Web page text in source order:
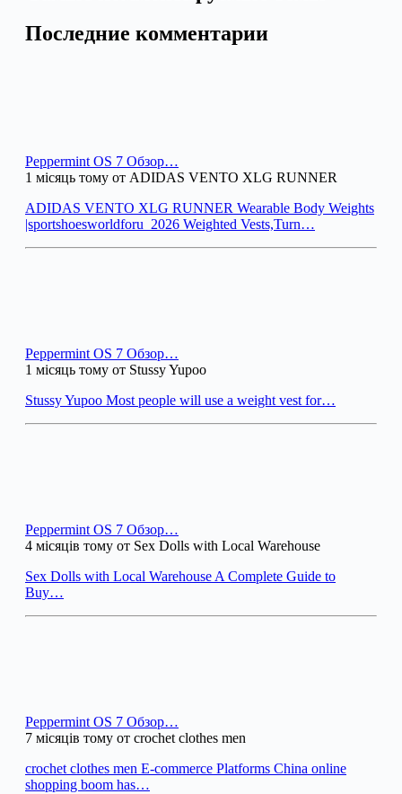
Последние комментарии
Peppermint OS 7 Обзор…
1 місяць тому от ADIDAS VENTO XLG RUNNER
ADIDAS VENTO XLG RUNNER Wearable Body Weights
|sportshoesworldforu_2026 Weighted Vests,Turn…
Peppermint OS 7 Обзор…
1 місяць тому от Stussy Yupoo
Stussy Yupoo Most people will use a weight vest for…
Peppermint OS 7 Обзор…
4 місяців тому от Sex Dolls with Local Warehouse
Sex Dolls with Local Warehouse A Complete Guide to
Buy…
Peppermint OS 7 Обзор…
7 місяців тому от crochet clothes men
crochet clothes men E-commerce Platforms China online
shopping boom has…